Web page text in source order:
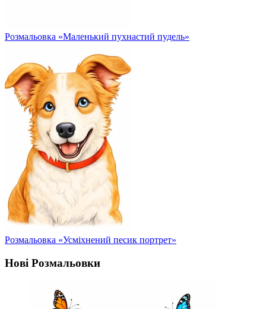
Розмальовка «Маленький пухнастий пудель»
Розмальовка «Усміхнений песик портрет»
Нові Розмальовки